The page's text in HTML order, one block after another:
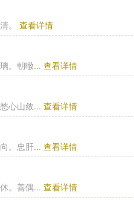
。 查看详情
。朝暾... 查看详情
心山敛... 查看详情
。忠肝... 查看详情
。善偶... 查看详情